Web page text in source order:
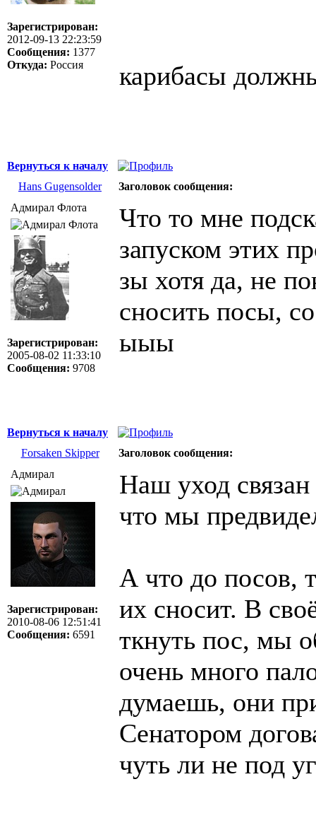
Зарегистрирован:
2012-09-13 22:23:59
Сообщения: 1377
Откуда: Россия карибасы
Вернуться к началу
Hans Gugensolder
Заголовок сообщения:
Адмирал Флота
Зарегистрирован:
2005-08-02 11:33:10
Сообщения: 9708
Что то мне
запуском этих
зы хотя да, не
сносить посы,
ыыы
Вернуться к началу
Forsaken Skipper
Заголовок сообщения:
Адмирал
Зарегистрирован:
2010-08-06 12:51:41
Сообщения: 6591
Наш уход связан
что мы
А что до посов,
их сносит. В
ткнуть пос, мы
очень много
думаешь, они
Сенатором
чуть ли не под